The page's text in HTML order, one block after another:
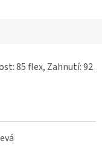
85 flex, Zahnutí: 92